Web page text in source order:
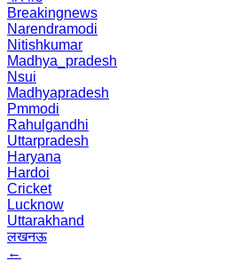
Breakingnews
Narendramodi
Nitishkumar
Madhya_pradesh
Nsui
Madhyapradesh
Pmmodi
Rahulgandhi
Uttarpradesh
Haryana
Hardoi
Cricket
Lucknow
Uttarakhand
लखनऊ
←